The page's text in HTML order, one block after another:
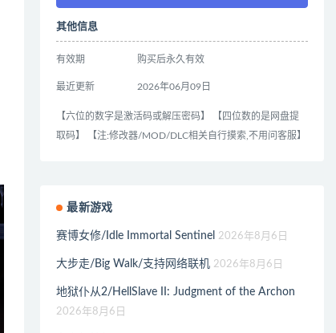
其他信息
有效期 购买后永久有效
最近更新 2026年06月09日
【六位的数字是激活码或解压密码】 【四位数的是网盘提
取码】 【注:修改器/MOD/DLC相关自行摸索,不用问客服】
最新游戏
赛博女修/Idle Immortal Sentinel 2026年8月6日
大步走/Big Walk/支持网络联机 2026年8月6日
地狱仆从2/HellSlave II: Judgment of the Archon
2026年8月6日